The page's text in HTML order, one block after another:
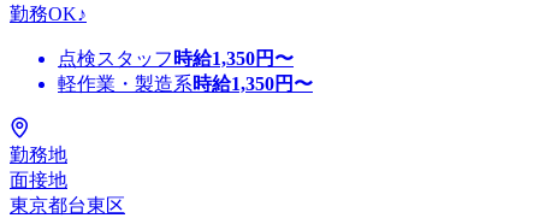
勤務OK♪
点検スタッフ 時給1,350円〜
軽作業・製造系時給1,350円〜
勤務地
面接地
東京都台東区